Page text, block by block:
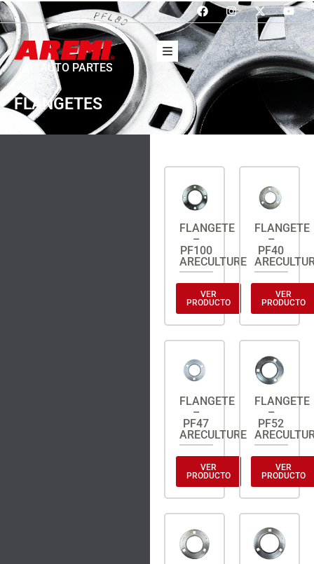
AUTO PARTES
FLANGETES
FLANGETE
–
PF100
ARECULTURE
VER
PRODUCTO
FLANGETE
–
PF40
VER
PRODUCTO
FLANGETE
–
PF47
ARECULTURE
VER
PRODUCTO
FLANGETE
–
PF52
VER
PRODUCTO